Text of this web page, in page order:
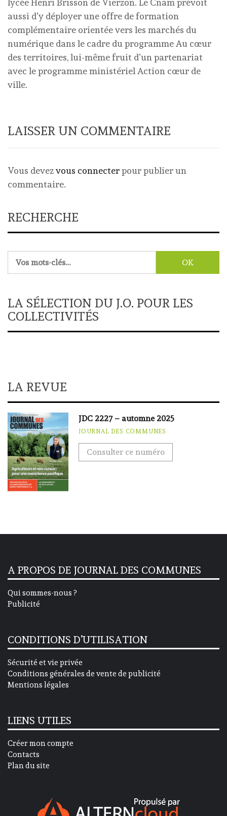
lycée Henri Brisson de Vierzon. Le Cnam prévoit
aussi d’y déployer une offre de formation
complémentaire orientée vers les marchés du
numérique dans le cadre du programme Au cœur
des territoires, lui-même fruit d’un partenariat
avec le programme ministériel Action cœur de
ville.
LAISSER UN COMMENTAIRE
Vous devezvous connecterpour publier un
commentaire.
RECHERCHE
LA SÉLECTION DU J.O. POUR LES
COLLECTIVITÉS
LA REVUE
JDC 2227 – automne 2025
JOURNAL DES COMMUNES
Consulter ce numéro
A PROPOS DE JOURNAL DES COMMUNES
Qui sommes-nous ?
Publicité
CONDITIONS D’UTILISATION
Sécurité et vie privée
Conditions générales de vente de publicité
Mentions légales
LIENS UTILES
Créer mon compte
Contacts
Plan du site